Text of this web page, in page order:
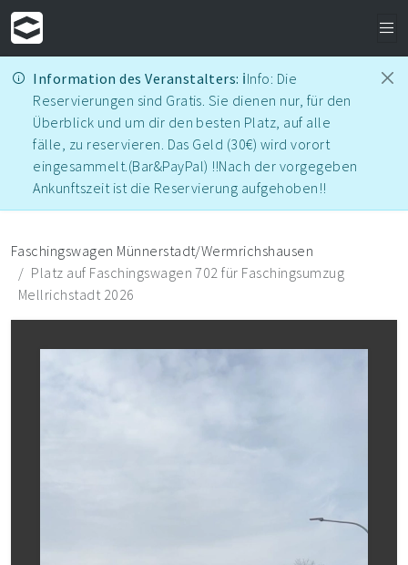
Information des Veranstalters: ℹ️Info: Die
Reservierungen sind Gratis. Sie dienen nur, für den
Überblick und um dir den besten Platz, auf alle
fälle, zu reservieren. Das Geld (30€) wird vorort
eingesammelt.(Bar&PayPal) ‼Nach der vorgegeben
Ankunftszeit ist die Reservierung aufgehoben‼
Faschingswagen Münnerstadt/Wermrichshausen
Platz auf Faschingswagen 702 für Faschingsumzug
Mellrichstadt 2026